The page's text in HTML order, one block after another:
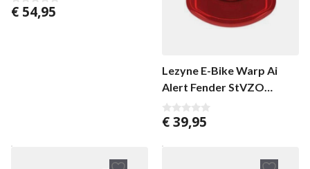
0
€ 54,95
Lezyne E-Bike Warp Ai
Alert Fender StVZO
Black/Red
0
v
n
€39,95